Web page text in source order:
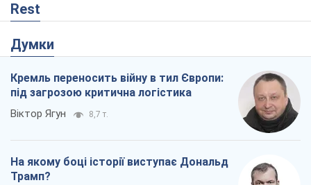
Rest
Думки
Кремль переносить війну в тил Європи:
під загрозою критична логістика
Віктор Ягун 8,7 т.
На якому боці історії виступає Дональд
Трамп?